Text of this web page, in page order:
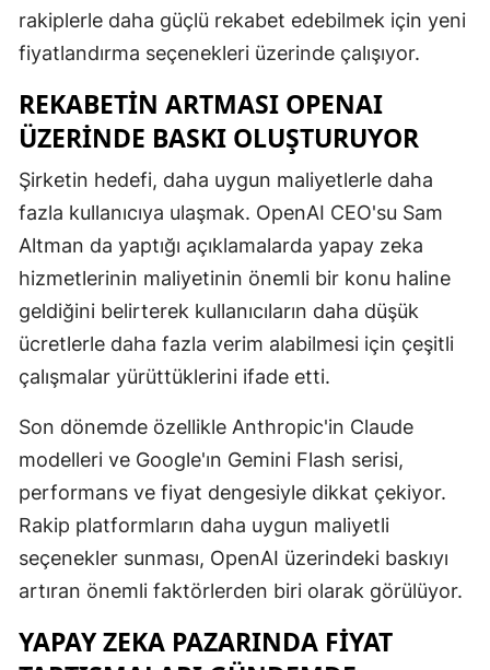
Giresun
Gümüşhane
Isparta
Mersin
İstanbul
İzmir
Kastamonu
Kayseri
Kırşehir
Kocaeli
rakiplerle daha güçlü rekabet edebilmek için yeni
fiyatlandırma seçenekleri üzerinde çalışıyor.
REKABETIN ARTMASI OPENAI
ÜZERINDE BASKI OLUŞTURUYOR
Şirketin hedefi, daha uygun maliyetlerle daha
fazla kullanıcıya ulaşmak. OpenAI CEO'su Sam
Altman da yaptığı açıklamalarda yapay zeka
hizmetlerinin maliyetinin önemli bir konu haline
geldiğini belirterek kullanıcıların daha düşük
ücretlerle daha fazla verim alabilmesi için çeşitli
çalışmalar yürüttüklerini ifade etti.
Son dönemde özellikle Anthropic'in Claude
modelleri ve Google'ın Gemini Flash serisi,
performans ve fiyat dengesiyle dikkat çekiyor.
Rakip platformların daha uygun maliyetli
seçenekler sunması, OpenAI üzerindeki baskıyı
artıran önemli faktörlerden biri olarak görülüyor.
YAPAY ZEKA PAZARINDA FIYAT